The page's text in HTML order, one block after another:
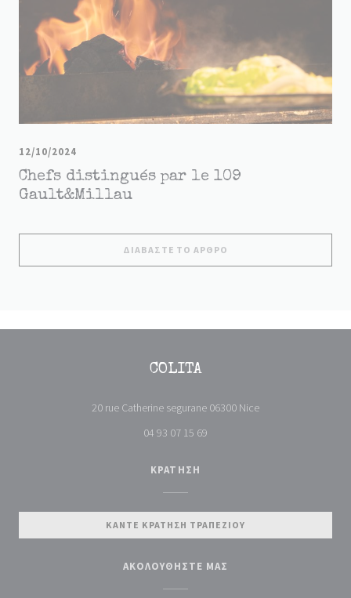
Chefs distingués par le 109
Gault&Millau
12/10/2024
ΔΙΑΒΆΣΤΕ ΤΟ ΆΡΘΡΟ
COLITA
20 rue Catherine segurane 06300 Nice((ανοίγει σε νέο
04 93 07 15 69
ΚΡΆΤΗΣΗ
ΚΆΝΤΕ ΚΡΆΤΗΣΗ ΤΡΑΠΕΖΙΟΎ
ΑΚΟΛΟΥΘΉΣΤΕ ΜΑΣ